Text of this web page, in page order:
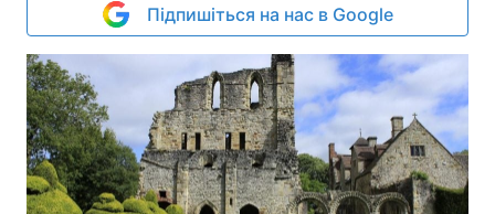
Підпишіться на нас в Google